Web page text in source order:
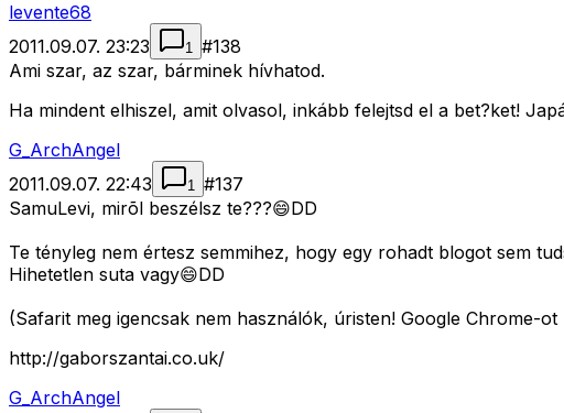
levente68
2011.09.07. 23:23
1 #138
Ami szar, az szar, bárminek hívhatod.
Ha mindent elhiszel, amit olvasol, inkább felejtsd el a bet?ket!
G_ArchAngel
2011.09.07. 22:43
1 #137
SamuLevi, mirõl beszélsz te???😄DD
Te tényleg nem értesz semmihez, hogy egy rohadt blogot sem
Hihetetlen suta vagy😄DD
(Safarit meg igencsak nem használók, úristen! Google Chrome-
http://gaborszantai.co.uk/
G_ArchAngel